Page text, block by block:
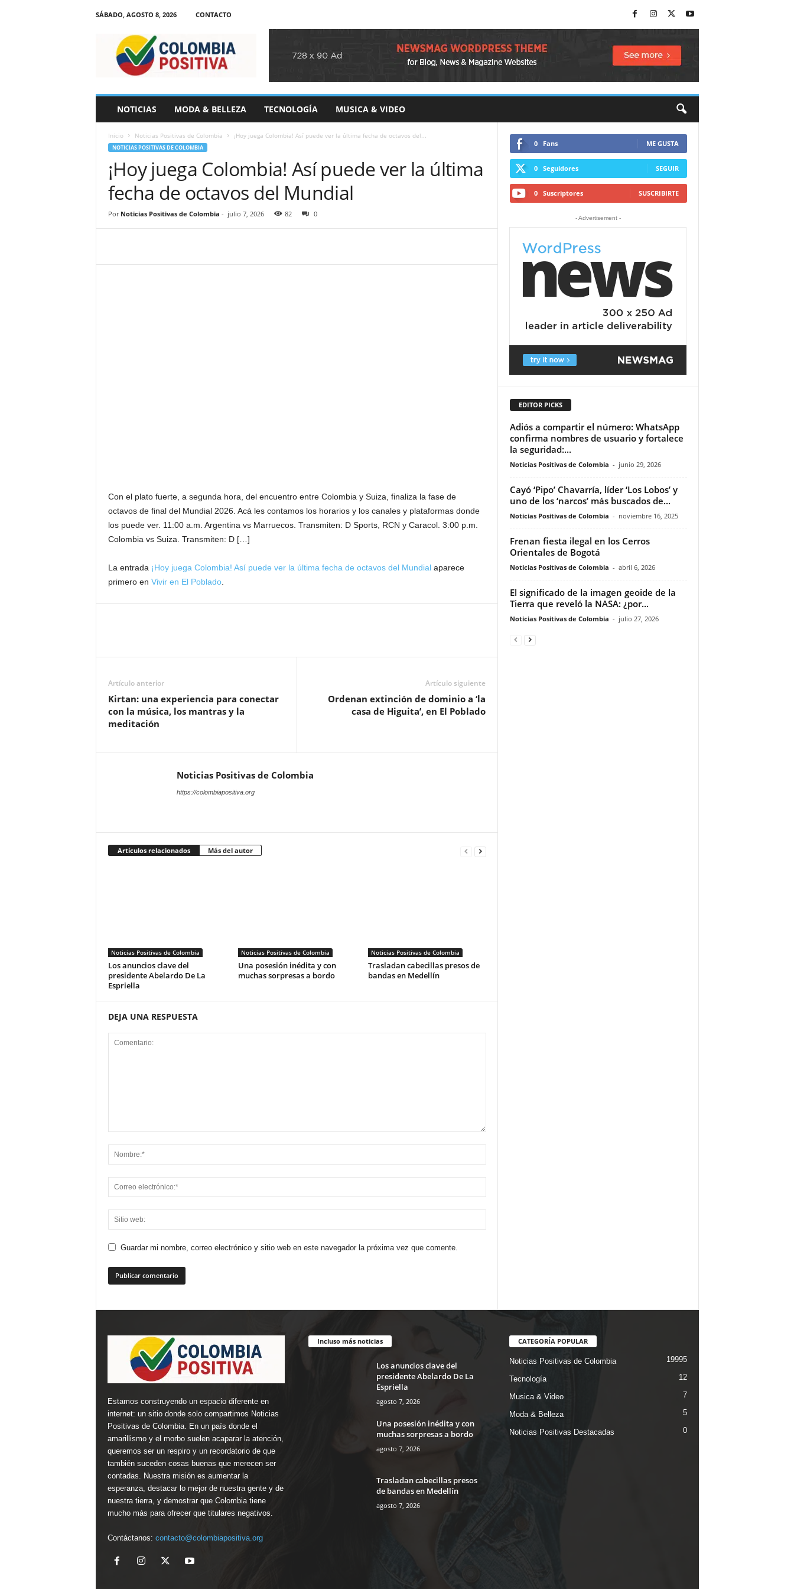
SÁBADO, AGOSTO 8, 2026
CONTACTO
i
NOTICIAS MODA & BELLEZA TECNOLOGÍA MUSICA & VIDEO
Inicio Noticias Positivas de Colombia ¡Hoy juega Colombia! Así puede ver la última fecha de octavos del...
NOTICIAS POSITIVAS DE COLOMBIA
¡Hoy juega Colombia! Así puede ver la última
fecha de octavos del Mundial
Por Noticias Positivas de Colombia - julio 7, 2026 82 0
Con el plato fuerte, a segunda hora, del encuentro entre Colombia y Suiza, finaliza la fase de
octavos de final del Mundial 2026. Acá les contamos los horarios y los canales y plataformas donde
los puede ver. 11:00 a.m. Argentina vs Marruecos. Transmiten: D Sports, RCN y Caracol. 3:00 p.m.
Colombia vs Suiza. Transmiten: D […]
La entrada ¡Hoy juega Colombia! Así puede ver la última fecha de octavos del Mundialaparece
primero en Vivir en El Poblado.
Artículo anterior
Kirtan: una experiencia para conectar
con la música, los mantras y la
meditación
Artículo siguiente
Ordenan extinción de dominio a ‘la
casa de Higuita’, en El Poblado
Noticias Positivas de Colombia
https://colombiapositiva.org
Artículos relacionados Más del autor
Noticias Positivas de Colombia
Los anuncios clave del
presidente Abelardo De La
Espriella
Noticias Positivas de Colombia
Una posesión inédita y con
muchas sorpresas a bordo
Noticias Positivas de Colombia
Trasladan cabecillas presos de
bandas en Medellín
DEJA UNA RESPUESTA
Guardar mi nombre, correo electrónico y sitio web en este navegador la próxima vez que comente.
0 Fans ME GUSTA
0 Seguidores SEGUIR
0 Suscriptores SUSCRIBIRTE
- Advertisement -
EDITOR PICKS
Adiós a compartir el número: WhatsApp
confirma nombres de usuario y fortalece
la seguridad:...
Noticias Positivas de Colombia - junio 29, 2026
Cayó ‘Pipo’ Chavarría, líder ‘Los Lobos’ y
uno de los ‘narcos’ más buscados de...
Noticias Positivas de Colombia - noviembre 16, 2025
Frenan fiesta ilegal en los Cerros
Orientales de Bogotá
Noticias Positivas de Colombia - abril 6, 2026
El significado de la imagen geoide de la
Tierra que reveló la NASA: ¿por...
Noticias Positivas de Colombia - julio 27, 2026
Estamos construyendo un espacio diferente en
internet: un sitio donde solo compartimos Noticias
Positivas de Colombia. En un país donde el
amarillismo y el morbo suelen acaparar la atención,
queremos ser un respiro y un recordatorio de que
también suceden cosas buenas que merecen ser
contadas. Nuestra misión es aumentar la
esperanza, destacar lo mejor de nuestra gente y de
nuestra tierra, y demostrar que Colombia tiene
mucho más para ofrecer que titulares negativos.
Contáctanos: contacto@colombiapositiva.org
Incluso más noticias
Los anuncios clave del
presidente Abelardo De La
Espriella
agosto 7, 2026
Una posesión inédita y con
muchas sorpresas a bordo
agosto 7, 2026
Trasladan cabecillas presos
de bandas en Medellín
agosto 7, 2026
CATEGORÍA POPULAR
Noticias Positivas de Colombia 19995
Tecnología 12
Musica & Video 7
Moda & Belleza 5
Noticias Positivas Destacadas 0